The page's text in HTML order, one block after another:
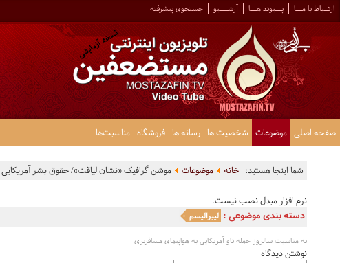
ارتــباط با مـــا پـــیوند هـــا آرشــــیو جستجوی پیشرفته
صفحه اصلی موضوعات شخصیت ها رسانه ها فروشگاه مناسبت‌ها
شما اینجا هستید: خانه موضوعات موشن گرافیک «نشان لیاقت»/ حقوق بشر آمریکایی
نرم افزار مبدل نصب نیست.
دسته بندی موضوعی : لیبرالیسم
به مناسبت سالروز حمله ناو آمریکایی به هواپیمای مسافربری
نوشتن دیدگاه